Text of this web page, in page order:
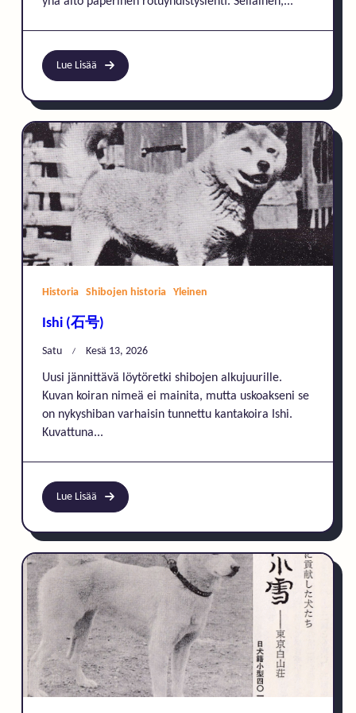
Lue Lisää
Historia Shibojen historia Yleinen
Ishi (石号)
Satu Kesä 13, 2026
Uusi jännittävä löytöretki shibojen alkujuurille.
Kuvan koiran nimeä ei mainita, mutta uskoakseni se
on nykyshiban varhaisin tunnettu kantakoira Ishi.
Kuvattuna...
Lue Lisää